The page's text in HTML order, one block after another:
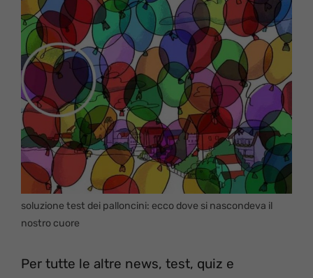
soluzione test dei palloncini: ecco dove si nascondeva il
nostro cuore
Per tutte le altre news, test, quiz e